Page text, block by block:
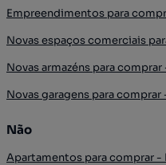
Empreendimentos para
Novas espaços comerciais
Novas armazéns para comprar
Novas garagens para comprar
Não
Apartamentos para comprar -